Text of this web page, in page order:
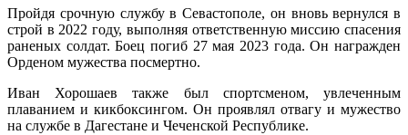
Пройдя срочную службу в Севастополе, он вновь вернулся в
строй в 2022 году, выполняя ответственную миссию спасения
раненых солдат. Боец погиб 27 мая 2023 года. Он награжден
Орденом мужества посмертно.
Иван Хорошаев также был спортсменом, увлеченным
плаванием и кикбоксингом. Он проявлял отвагу и мужество
на службе в Дагестане и Чеченской Республике.